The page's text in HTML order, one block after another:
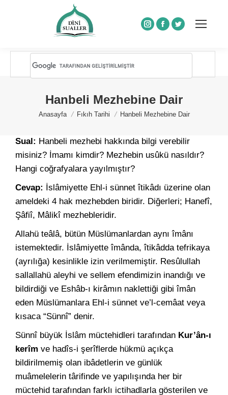
Instagram
Facebook
Twitter
Hanbeli Mezhebine Dair
You are here:
Anasayfa Fıkıh Tarihi Hanbeli Mezhebine Dair
Sual: Hanbeli mezhebi hakkında bilgi verebilir
misiniz? İmamı kimdir? Mezhebin usûkü nasıldır?
Hangi coğrafyalara yayılmıştır?
Cevap: İslâmiyette Ehl-i sünnet îtikâdı üzerine olan
ameldeki 4 hak mezhebden biridir. Diğerleri; Hanefî,
Şâfiî, Mâlikî mezhebleridir.
Allahü teâlâ, bütün Müslümanlardan aynı îmânı
istemektedir. İslâmiyette îmânda, îtikâdda tefrikaya
(ayrılığa) kesinlikle izin verilmemiştir. Resûlullah
sallallahü aleyhi ve sellem efendimizin inandığı ve
bildirdiği ve Eshâb-ı kirâmın naklettiği gibi îmân
eden Müslümanlara Ehl-i sünnet ve’l-cemâat veya
kısaca “Sünnî” denir.
Sünnî büyük İslâm müctehidleri tarafından Kur’ân-ı
kerîm ve hadîs-i şerîflerde hükmü açıkça
bildirilmemiş olan ibâdetlerin ve günlük
muâmelelerin târifinde ve yapılışında her bir
müctehid tarafından farklı ictihadlarla gösterilen ve